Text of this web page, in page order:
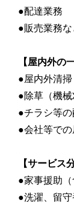
●配達業務
●販売業務な
【屋内外の
●屋内外清掃
●除草（機械
●チラシ等
●会社等で
【サービス
●家事援助（
●洗濯、留守